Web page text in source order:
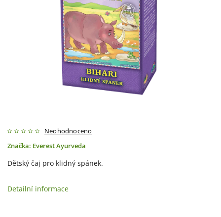
Neohodnoceno
Značka: Everest Ayurveda
Dětský čaj pro klidný spánek.
Detailní informace